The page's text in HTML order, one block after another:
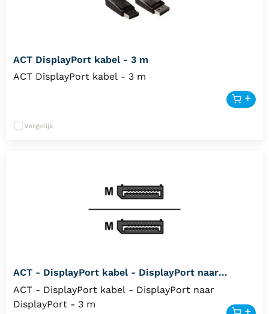
ACT DisplayPort kabel - 3 m
ACT DisplayPort kabel - 3 m
Vergelijk
ACT - DisplayPort kabel - DisplayPort naar
DisplayPort - 3 m
ACT - DisplayPort kabel - DisplayPort naar
DisplayPort - 3 m